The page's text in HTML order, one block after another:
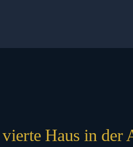
Haus in der